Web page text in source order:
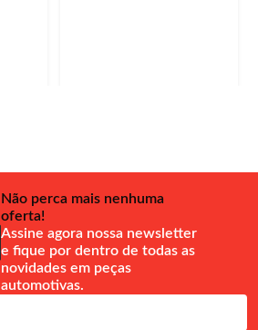
Não perca mais nenhuma
oferta!
Assine agora nossa newsletter
e fique por dentro de todas as
novidades em peças
automotivas.